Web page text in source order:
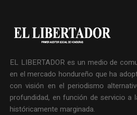
EL LIBERTADOR es un medio de
en el mercado hondureño que ha
con visión en el periodismo
profundidad, en función de servicio a
históricamente marginada.